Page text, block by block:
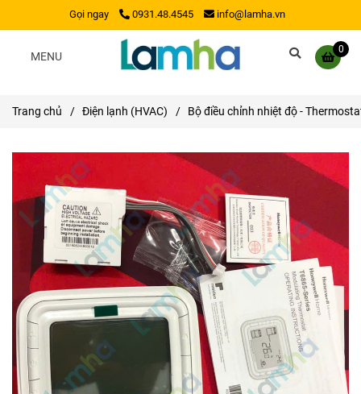
Gọi ngay 0931.48.4545 info@lamha.vn
0
MENU
Trang chủ / Điện lạnh (HVAC) / Bộ điều chỉnh nhiệt độ -